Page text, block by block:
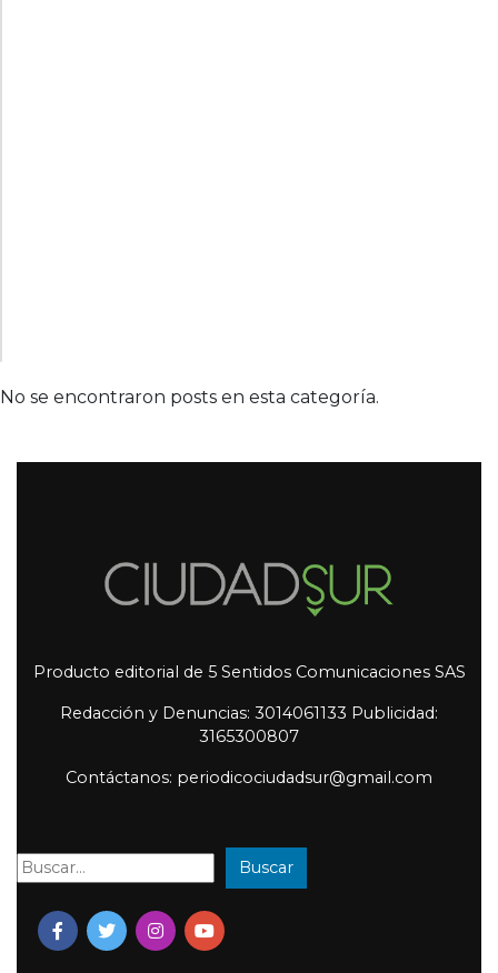
No se encontraron posts en esta categoría.
Producto editorial de 5 Sentidos Comunicaciones SAS
Redacción y Denuncias: 3014061133 Publicidad:
3165300807
Contáctanos: periodicociudadsur@gmail.com
Buscar: Buscar